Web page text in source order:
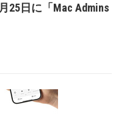
25日に「Mac Admins